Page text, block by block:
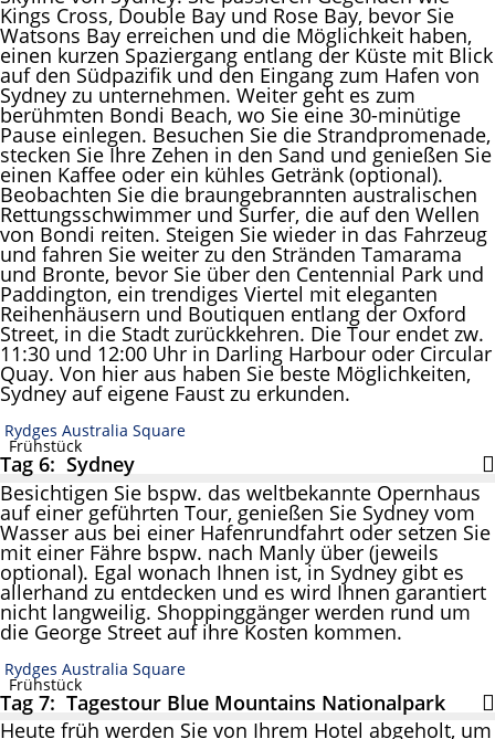
Kings Cross, Double Bay und Rose Bay, bevor Sie
Watsons Bay erreichen und die Möglichkeit haben,
einen kurzen Spaziergang entlang der Küste mit Blick
auf den Südpazifik und den Eingang zum Hafen von
Sydney zu unternehmen. Weiter geht es zum
berühmten Bondi Beach, wo Sie eine 30-minütige
Pause einlegen. Besuchen Sie die Strandpromenade,
stecken Sie Ihre Zehen in den Sand und genießen Sie
einen Kaffee oder ein kühles Getränk (optional).
Beobachten Sie die braungebrannten australischen
Rettungsschwimmer und Surfer, die auf den Wellen
von Bondi reiten. Steigen Sie wieder in das Fahrzeug
und fahren Sie weiter zu den Stränden Tamarama
und Bronte, bevor Sie über den Centennial Park und
Paddington, ein trendiges Viertel mit eleganten
Reihenhäusern und Boutiquen entlang der Oxford
Street, in die Stadt zurückkehren. Die Tour endet zw.
11:30 und 12:00 Uhr in Darling Harbour oder Circular
Quay. Von hier aus haben Sie beste Möglichkeiten,
Sydney auf eigene Faust zu erkunden.
Rydges Australia Square
Frühstück
Tag 6: Sydney
Besichtigen Sie bspw. das weltbekannte Opernhaus
auf einer geführten Tour, genießen Sie Sydney vom
Wasser aus bei einer Hafenrundfahrt oder setzen Sie
mit einer Fähre bspw. nach Manly über (jeweils
optional). Egal wonach Ihnen ist, in Sydney gibt es
allerhand zu entdecken und es wird Ihnen garantiert
nicht langweilig. Shoppinggänger werden rund um
die George Street auf ihre Kosten kommen.
Rydges Australia Square
Frühstück
Tag 7: Tagestour Blue Mountains Nationalpark
Heute früh werden Sie von Ihrem Hotel abgeholt, um